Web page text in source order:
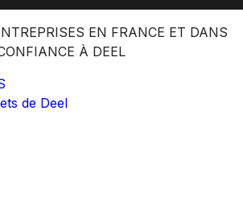
EN FRANCE ET DANS
À DEEL
de Deel